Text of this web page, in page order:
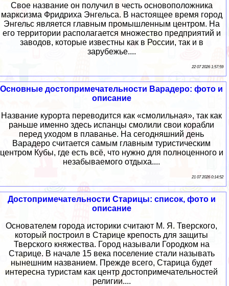
Свое название он получил в честь основоположника
марксизма Фридриха Энгельса. В настоящее время город
Энгельс является главным промышленным центром. На
его территории располагается множество предприятий и
заводов, которые известны как в России, так и в
зарубежье....
22 07 2026 1:57:59
Основные достопримечательности Варадеро: фото и
описание
Название курорта переводится как «смолильная», так как
раньше именно здесь испанцы смолили свои корабли
перед уходом в плаванье. На сегодняшний день
Варадеро считается самым главным туристическим
центром Кубы, где есть всё, что нужно для полноценного и
незабываемого отдыха....
21 07 2026 0:14:52
Достопримечательности Старицы: список, фото и
описание
Основателем города историки считают М. Я. Тверского,
который построил в Старице крепость для защиты
Тверского княжества. Город называли Городком на
Старице. В начале 15 века поселение стали называть
нынешним названием. Прежде всего, Старица будет
интересна туристам как центр достопримечательностей
религии....